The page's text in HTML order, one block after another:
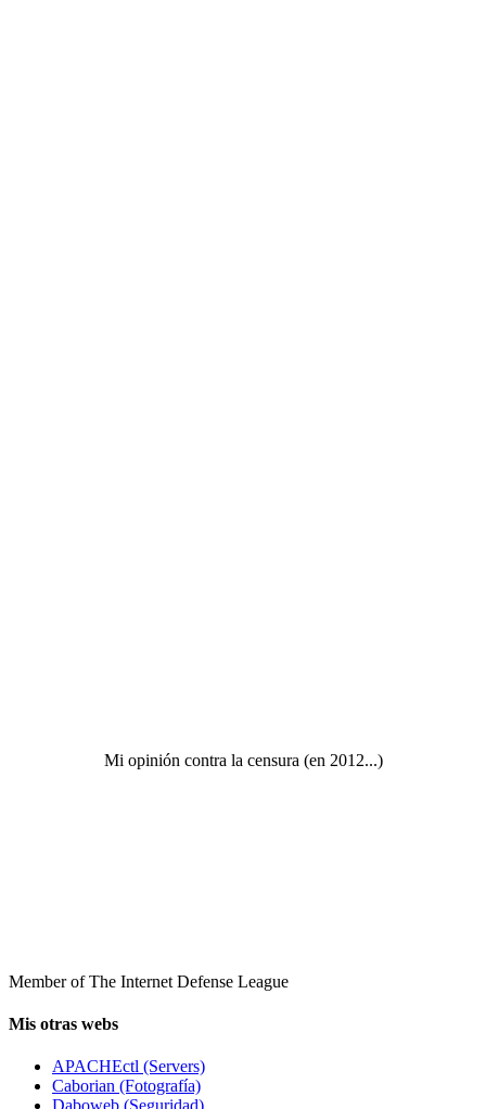
Mi opinión contra la censura (en 2012...)
Member of The Internet Defense League
Mis otras webs
APACHEctl (Servers)
Caborian (Fotografía)